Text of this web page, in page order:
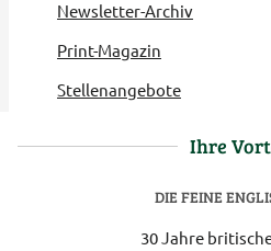
Newsletter-Archiv
Print-Magazin
Stellenangebote
Ihre
DIE FEINE
30 Jahre